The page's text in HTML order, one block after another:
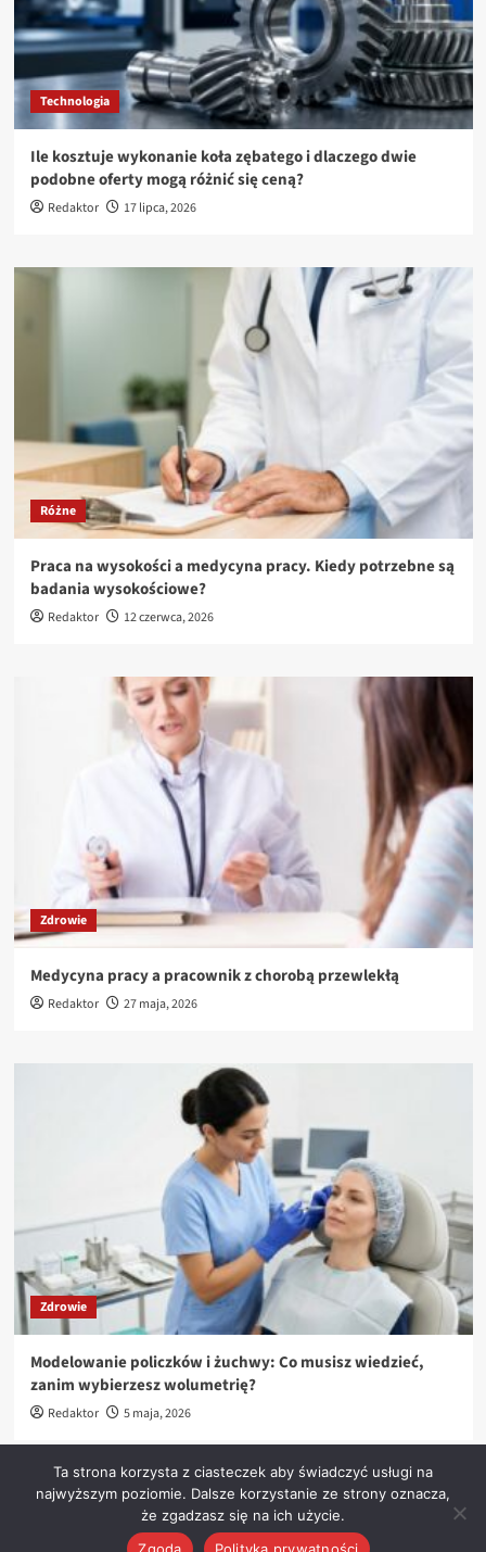
Technologia
Ile kosztuje wykonanie koła zębatego i dlaczego dwie
podobne oferty mogą różnić się ceną?
Redaktor 17 lipca, 2026
Różne
Praca na wysokości a medycyna pracy. Kiedy potrzebne są
badania wysokościowe?
Redaktor 12 czerwca, 2026
Zdrowie
Medycyna pracy a pracownik z chorobą przewlekłą
Redaktor 27 maja, 2026
Zdrowie
Modelowanie policzków i żuchwy: Co musisz wiedzieć,
zanim wybierzesz wolumetrię?
Redaktor 5 maja, 2026
Prawa autorskie &kopia; Wszelkie prawa zastrzeżone.
CoverNewsautorstwa AF themes
Ta strona korzysta z ciasteczek aby świadczyć usługi na
najwyższym poziomie. Dalsze korzystanie ze strony oznacza,
że zgadzasz się na ich użycie.
Zgoda
Polityka prywatności